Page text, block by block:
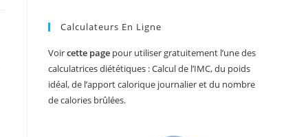
Calculateurs En Ligne
Voircette page pour utiliser gratuitement l’une des
calculatrices diététiques : Calcul de l’IMC, du poids
idéal, de l’apport calorique journalier et du nombre
de calories brûlées.